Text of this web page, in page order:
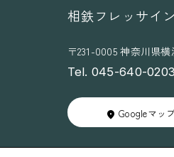
相鉄フレッサイ
〒231-0005 神奈川県
Tel. 045-640-0203
Googleマッ